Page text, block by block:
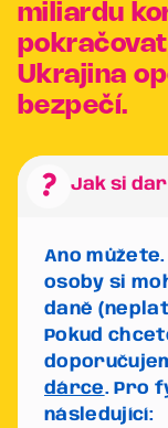
miliardu
Ukrajina
bezpečí.
question_mark Jak si dar
Ano
osoby si
daně
Pokud
dárce. Pro
následující: